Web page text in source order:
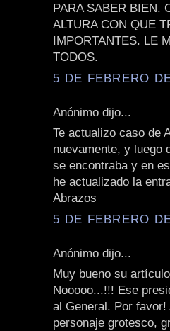
PARA SABER BIEN.
ALTURA CON QUE
IMPORTANTES. LE
TODOS.
5 DE FEBRERO
Anónimo dijo...
Te actualizo caso de
nuevamente, y luego
se encontraba y en
he actualizado la
Abrazos
5 DE FEBRERO
Anónimo dijo...
Muy bueno su
Nooooo...!!! Ese
al General. Por
personaje grotesco,